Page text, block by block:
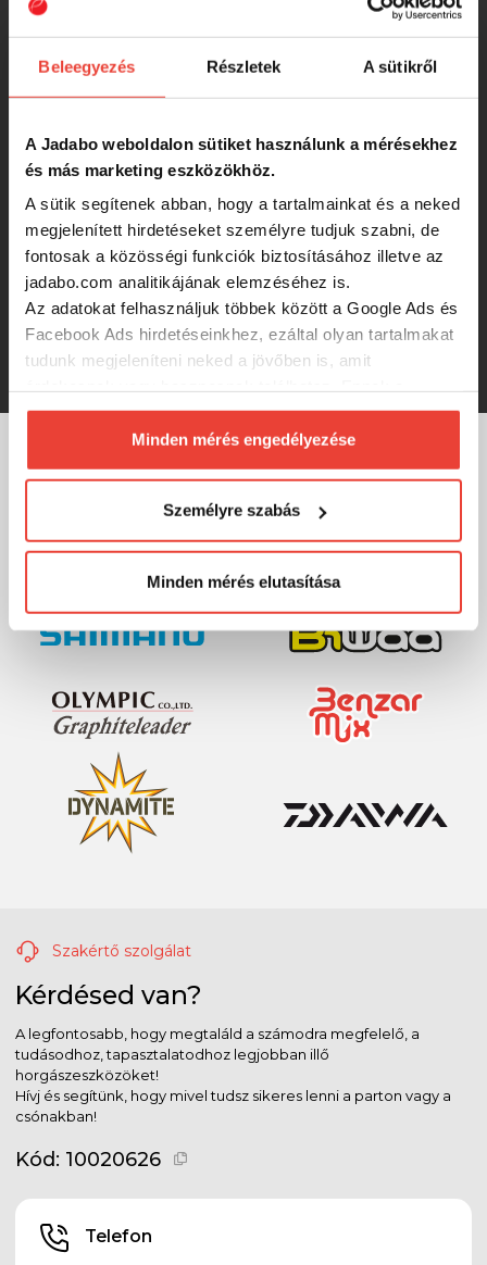
Beleegyezés Részletek A sütikről
A Jadabo weboldalon sütiket használunk a mérésekhez
és más marketing eszközökhöz.
A sütik segítenek abban, hogy a tartalmainkat és a neked
megjelenített hirdetéseket személyre tudjuk szabni, de
fontosak a közösségi funkciók biztosításához illetve az
jadabo.com analitikájának elemzéséhez is.
Az adatokat felhasználjuk többek között a Google Ads és
Facebook Ads hirdetéseinkhez, ezáltal olyan tartalmakat
tudunk megjeleníteni neked a jövőben is, amit
biztosításához arra kérünk, hogy engedd meg
számunkra minden mérés használatát.
Természetesensoha semmilyen formában nem fogunk
megváltoztathatod a döntésed ezzel kapcsolatban.
Előre is köszönjük!
Minden mérés engedélyezése
Személyre szabás
Minden mérés elutasítása
2 690 Ft
5,0M 075 wobbler
2 660 Ft
HESTER SAVANNAH 9CM 12G 3,0-
5,0M 146 wobbler
2 640 Ft
MÁRKÁINK
Szakértő szolgálat
Kérdésed van?
A legfontosabb, hogy megtaláld a számodra megfelelő, a
tudásodhoz, tapasztalatodhoz legjobban illő
horgászeszközöket!
Hívj és segítünk, hogy mivel tudsz sikeres lenni a parton vagy a
csónakban!
Kód: 10020626
Telefon